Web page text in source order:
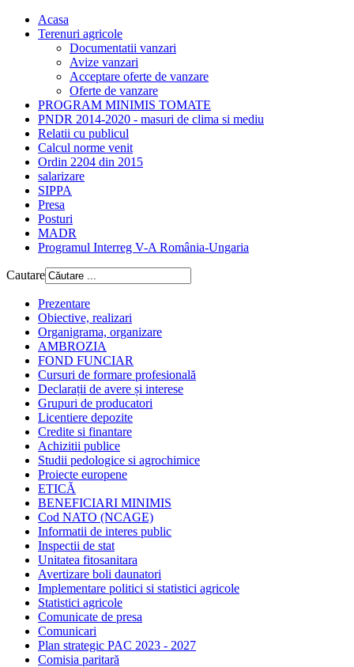
Acasa
Terenuri agricole
Documentatii vanzari
Avize vanzari
Acceptare oferte de vanzare
Oferte de vanzare
PROGRAM MINIMIS TOMATE
PNDR 2014-2020 - masuri de clima si mediu
Relatii cu publicul
Calcul norme venit
Ordin 2204 din 2015
salarizare
SIPPA
Presa
Posturi
MADR
Programul Interreg V-A România-Ungaria
Cautare
Prezentare
Obiective, realizari
Organigrama, organizare
AMBROZIA
FOND FUNCIAR
Cursuri de formare profesională
Declarații de avere și interese
Grupuri de producatori
Licentiere depozite
Credite si finantare
Achizitii publice
Studii pedologice si agrochimice
Proiecte europene
ETICĂ
BENEFICIARI MINIMIS
Cod NATO (NCAGE)
Informatii de interes public
Inspectii de stat
Unitatea fitosanitara
Avertizare boli daunatori
Implementare politici si statistici agricole
Statistici agricole
Comunicate de presa
Comunicari
Plan strategic PAC 2023 - 2027
Comisia paritară